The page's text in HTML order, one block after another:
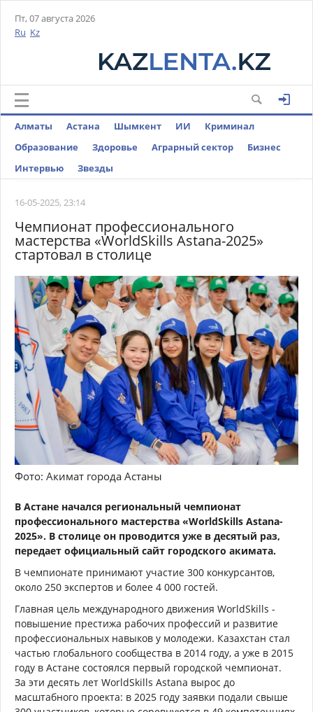
Пт, 07 августа 2026
Ru Kz
Алматы Астана Шымкент ИИ
Криминал
Образование
Здоровье Аграрный сектор
Бизнес
Интервью
Звезды
16-05-2025, 23:14
Чемпионат профессионального
мастерства «WorldSkills Astana-2025»
стартовал в столице
Фото: Акимат города Астаны
В Астане начался региональный чемпионат
профессионального мастерства «WorldSkills Astana-
2025». В столице он проводится уже в десятый раз,
передает официальный сайт городского акимата.
В чемпионате принимают участие 300 конкурсантов,
около 250 экспертов и более 4 000 гостей.
Главная цель международного движения WorldSkills -
повышение престижа рабочих профессий и развитие
профессиональных навыков у молодежи. Казахстан стал
частью глобального сообщества в 2014 году, а уже в 2015
году в Астане состоялся первый городской чемпионат.
За эти десять лет WorldSkills Astana вырос до
масштабного проекта: в 2025 году заявки подали свыше